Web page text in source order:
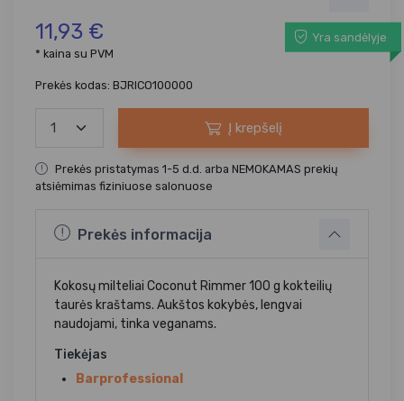
11,93 €
Yra sandėlyje
* kaina su PVM
Prekės kodas: BJRICO100000
Į krepšelį
Prekės pristatymas 1-5 d.d. arba NEMOKAMAS prekių
atsiėmimas fiziniuose salonuose
Prekės informacija
Kokosų milteliai Coconut Rimmer 100 g kokteilių
taurės kraštams. Aukštos kokybės, lengvai
naudojami, tinka veganams.
Tiekėjas
Barprofessional